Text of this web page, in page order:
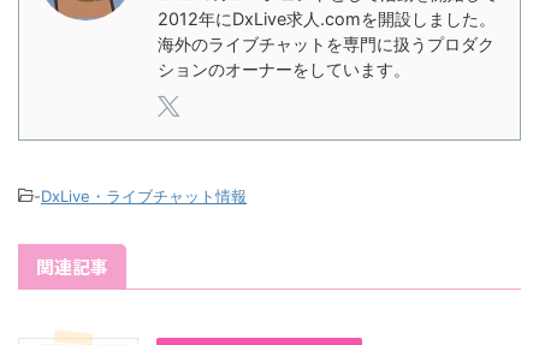
2012年にDxLive求人.comを開設しました。
海外のライブチャットを専門に扱うプロダク
ションのオーナーをしています。
-DxLive・ライブチャット情報
関連記事